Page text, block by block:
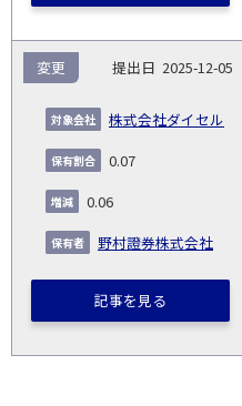
2025-12-05
株式会社ダイセル
変更
0.07
0.06
野村證券株式会社
記事を見る